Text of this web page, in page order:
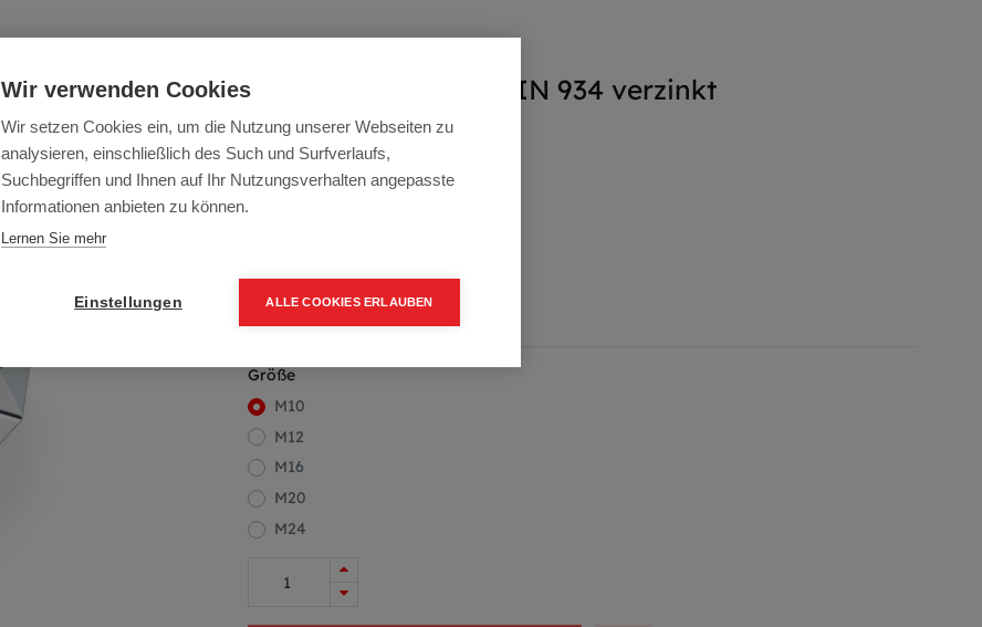
Sechskantmuttern DIN 934 verzinkt
Artikelnummer:70020-10
Farbe: VZ
5,34 € inkl. Mwst
Größe
M10
M12
M16
M20
M24
Wir verwenden Cookies
Wir setzen Cookies ein, um die Nutzung unserer Webseiten zu
analysieren, einschließlich des Such und Surfverlaufs,
Suchbegriffen und Ihnen auf Ihr Nutzungsverhalten angepasste
Informationen anbieten zu können.
Lernen Sie mehr
Einstellungen ALLE COOKIES ERLAUBEN